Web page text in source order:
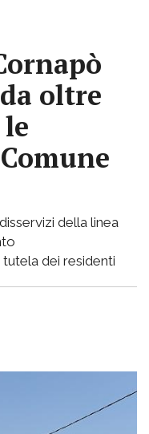
oltre
della linea
tutela dei residenti